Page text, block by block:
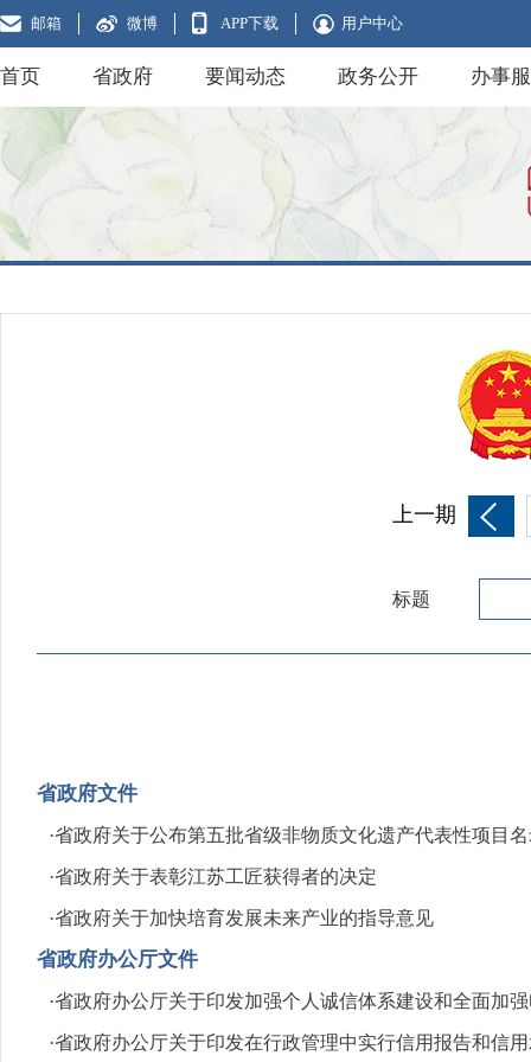
邮箱 微博 APP下载 用户中心
首页 省政府 要闻动态 政务公开 办事
上一期
标题
省政府文件
·省政府关于公布第五批省级非物质文化遗产代表性项目
·省政府关于表彰江苏工匠获得者的决定
·省政府关于加快培育发展未来产业的指导意见
省政府办公厅文件
·省政府办公厅关于印发加强个人诚信体系建设和全面加
·省政府办公厅关于印发在行政管理中实行信用报告和信